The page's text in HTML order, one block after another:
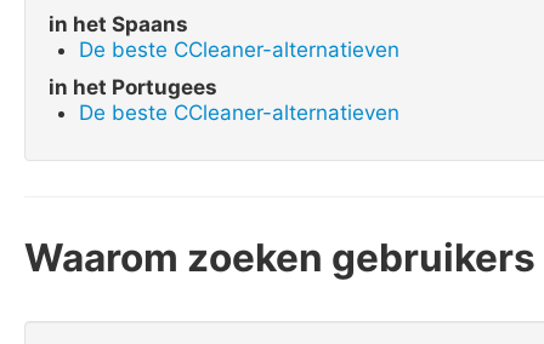
in het Spaans
De beste CCleaner-alternatieven
in het Portugees
De beste CCleaner-alternatieven
Waarom zoeken